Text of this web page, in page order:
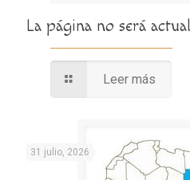
La página no será
Leer más
31 julio, 2026